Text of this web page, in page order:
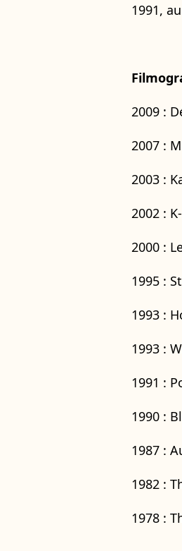
1991,
2009 :
2007 :
2003 :
2002 :
2000 :
1995 :
1993 :
1993 :
1991 :
1990 :
1987 :
1982 :
1978 :